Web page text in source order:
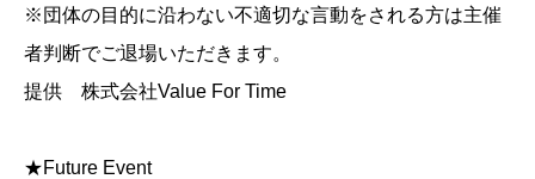
※団体の目的に沿わない不適切な言動をされる方は主催
者判断でご退場いただきます。
提供 株式会社Value For Time
★Future Event